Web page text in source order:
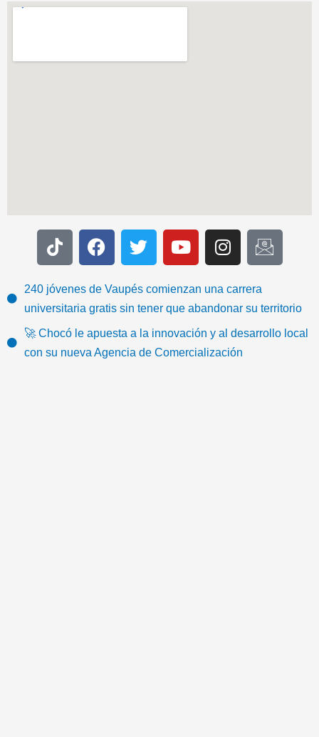
T
i
t
o
k
F
a
e
b
o
o
k
T
w
t
t
e
Y
o
t
u
b
I
n
t
a
g
a
I
c
-
e
240 jóvenes de Vaupés comienzan una carrera
universitaria gratis sin tener que abandonar su territorio
🚀 Chocó le apuesta a la innovación y al desarrollo local
con su nueva Agencia de Comercialización